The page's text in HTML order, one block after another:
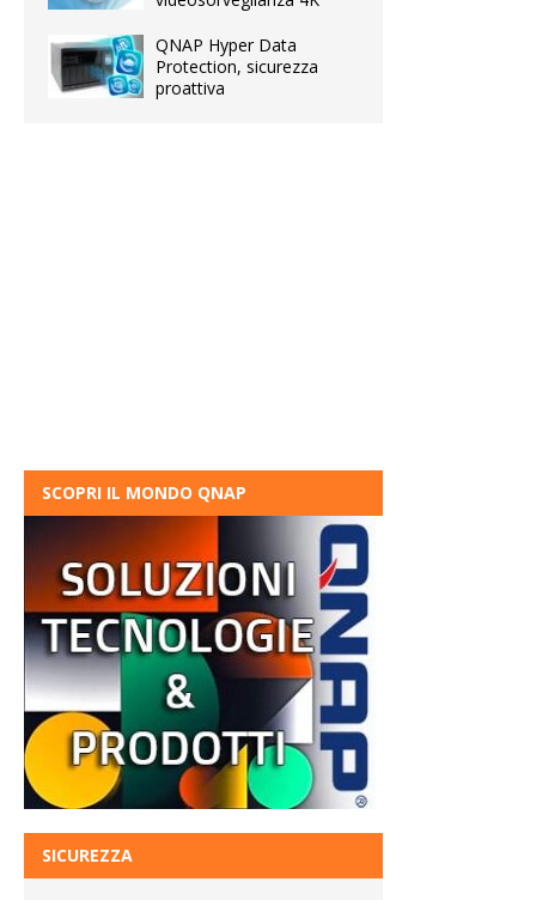
QNAP Hyper Data
Protection, sicurezza
proattiva
SCOPRI IL MONDO QNAP
SICUREZZA